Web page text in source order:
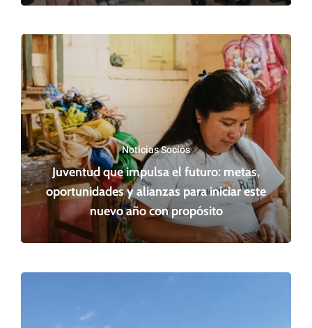
Noticias Socios
Juventud que impulsa el futuro: metas,
oportunidades y alianzas para iniciar este
nuevo año con propósito